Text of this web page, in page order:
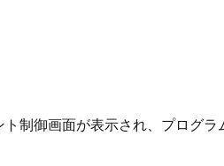
制御画面が表示され、プログラ